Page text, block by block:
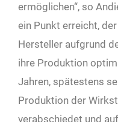
ermöglichen“, so
ein Punkt erreicht,
Hersteller aufgrund
ihre Produktion
Jahren, spätestens
Produktion der
verabschiedet und